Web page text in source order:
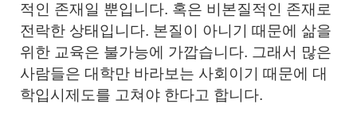
적인 존재일 뿐입니다. 혹은 비본질적인 존재로
전락한 상태입니다. 본질이 아니기 때문에 삶을
위한 교육은 불가능에 가깝습니다. 그래서 많은
사람들은 대학만 바라보는 사회이기 때문에 대
학입시제도를 고쳐야 한다고 합니다.